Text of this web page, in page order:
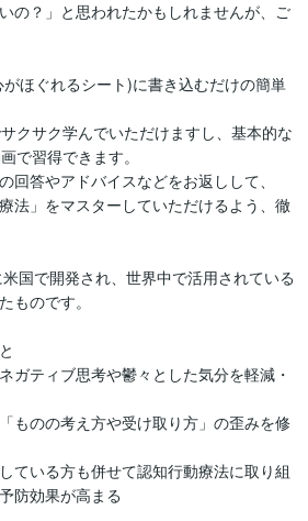
の？」と思われたかもしれませんが、ご
ほぐれるシート)に書き込むだけの簡単
クサク学んでいただけますし、基本的な
で習得できます。
回答やアドバイスなどをお返しして、
法」をマスターしていただけるよう、徹
国で開発され、世界中で活用されている
ものです。
ガティブ思考や鬱々とした気分を軽減・
ものの考え方や受け取り方」の歪みを修
ている方も併せて認知行動療法に取り組
防効果が高まる